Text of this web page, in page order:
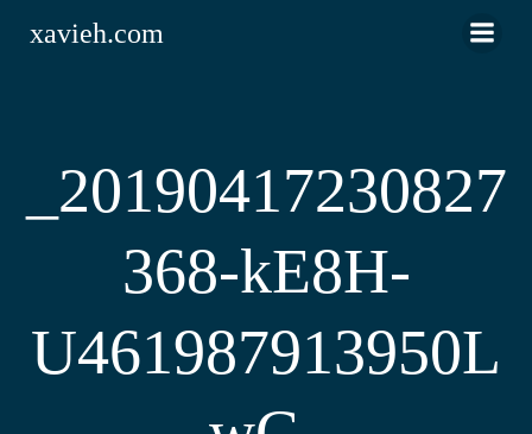
xavieh.com
_20190417230827
368-kE8H-
U461987913950L